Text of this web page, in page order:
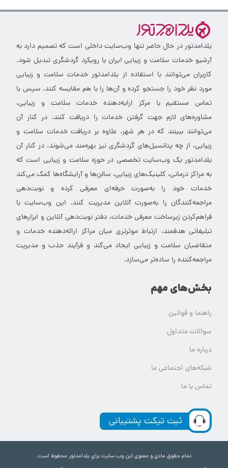
یلدامدتور در حال حاضر تنها وب‌سایت داخلی است که تصمیم دارد به
آرشیو خدمات سلامت و زیبایی ایران با رویکرد گردشگری تبدیل شود.
کاربران می‌توانند با استفاده از یلدامدتور خدمات سلامت و زیبایی
مورد نظر خود را جستجو کرده و آن‌ها را با هم مقایسه کنند. سپس با
تماس مستقیم با مرکز ارایه‌دهنده خدمات سلامت و زیبایی،
مشاوره‌های لازم جهت گرفتن خدمات را دریافت کنند. در کنار آن
می‌توانند ببینند که در هر شهر، علاوه بر دریافت خدمات سلامت و
زیبایی، از چه پتانسیل‌های گردشگری نیز بهره‌مند می‌شوند. در کنار آن
یلدامدتور یک وب‌سایت تخصصی در حوزه سلامت و زیبایی است که
به مراکز درمانی، کلینیک‌های زیبایی، سالن‌ها و آرایشگاه‌ها کمک می‌کند
خدمات خود را به‌صورت حرفه‌ای معرفی کرده و نوبت‌دهی
مراجعه‌کنندگان را به‌صورت آنلاین مدیریت کنند. این وب‌سایت با
فراهم‌کردن زیرساخت معرفی خدمات، دفتر نوبت‌دهی آنلاین و ابزارهای
تبلیغاتی هدفمند، ارتباط موثرتری میان مراکز ارائه‌دهنده خدمات و
متقاضیان سلامت و زیبایی ایجاد می‌کند و فرآیند جذب و مدیریت
مراجعه‌کننده را ساده‌تر می‌سازد.
بخش‌های مهم
راهنما و قوانین
سوالات متداول
درباره ما
شبکه‌های اجتماعی ما
تماس با ما
ثبت تیکت پشتیبانی
تمام حقوق مادی و معنوی این وب سایت برای یلدامدتور محفوظ است.